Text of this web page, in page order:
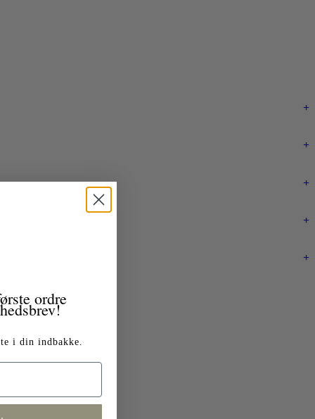
+
+
+
+
+
ordre
i din indbakke.